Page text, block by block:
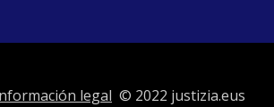
legal © 2022 justizia.eus